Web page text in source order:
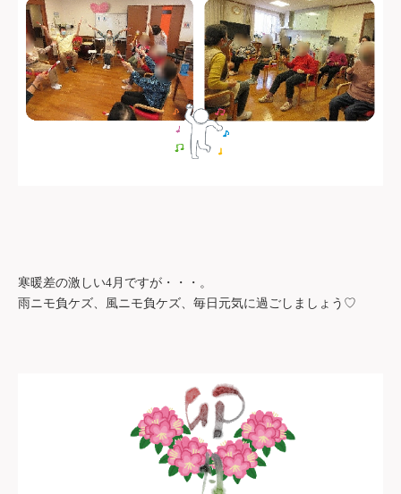
寒暖差の激しい4月ですが・・・。
雨ニモ負ケズ、風ニモ負ケズ、毎日元気に過ごしましょう ♡